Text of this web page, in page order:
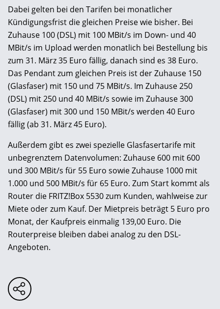
Dabei gelten bei den Tarifen bei monatlicher
Kündigungsfrist die gleichen Preise wie bisher. Bei
Zuhause 100 (DSL) mit 100 MBit/s im Down- und 40
MBit/s im Upload werden monatlich bei Bestellung bis
zum 31. März 35 Euro fällig, danach sind es 38 Euro.
Das Pendant zum gleichen Preis ist der Zuhause 150
(Glasfaser) mit 150 und 75 MBit/s. Im Zuhause 250
(DSL) mit 250 und 40 MBit/s sowie im Zuhause 300
(Glasfaser) mit 300 und 150 MBit/s werden 40 Euro
fällig (ab 31. März 45 Euro).
Außerdem gibt es zwei spezielle Glasfasertarife mit
unbegrenztem Datenvolumen: Zuhause 600 mit 600
und 300 MBit/s für 55 Euro sowie Zuhause 1000 mit
1.000 und 500 MBit/s für 65 Euro. Zum Start kommt als
Router die FRITZ!Box 5530 zum Kunden, wahlweise zur
Miete oder zum Kauf. Der Mietpreis beträgt 5 Euro pro
Monat, der Kaufpreis einmalig 139,00 Euro. Die
Routerpreise bleiben dabei analog zu den DSL-
Angeboten.